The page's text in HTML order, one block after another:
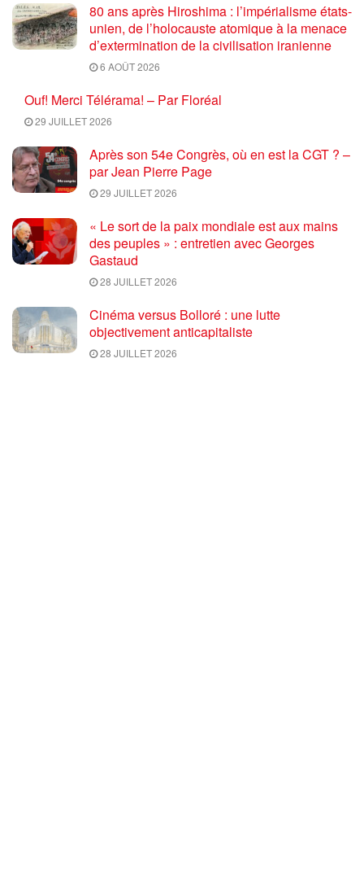
80 ans après Hiroshima : l’impérialisme états-
unien, de l’holocauste atomique à la menace
d’extermination de la civilisation iranienne
6 AOÛT 2026
Ouf! Merci Télérama! – Par Floréal
29 JUILLET 2026
Après son 54e Congrès, où en est la CGT ? –
par Jean Pierre Page
29 JUILLET 2026
« Le sort de la paix mondiale est aux mains
des peuples » : entretien avec Georges
Gastaud
28 JUILLET 2026
Cinéma versus Bolloré : une lutte
objectivement anticapitaliste
28 JUILLET 2026